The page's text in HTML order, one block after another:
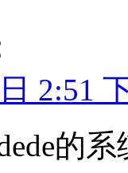
2:51
的系